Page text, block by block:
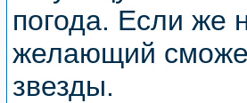
погода. Если же
желающий
звезды.